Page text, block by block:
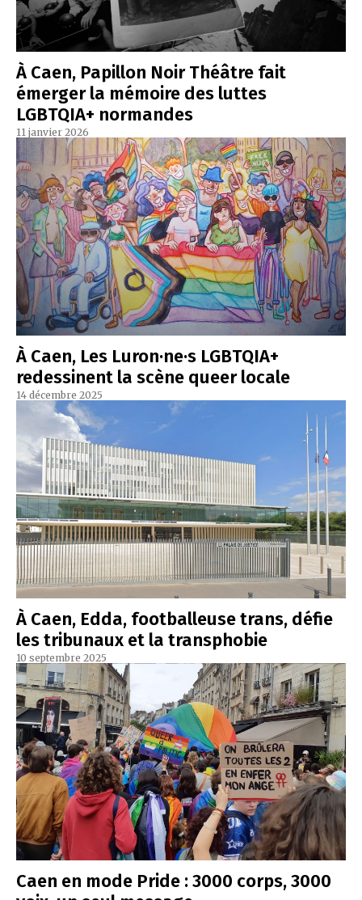
À Caen, Papillon Noir Théâtre fait
émerger la mémoire des luttes
LGBTQIA+ normandes
11 janvier 2026
À Caen, Les Luron·ne·s LGBTQIA+
redessinent la scène queer locale
14 décembre 2025
À Caen, Edda, footballeuse trans, défie
les tribunaux et la transphobie
10 septembre 2025
Caen en mode Pride : 3000 corps, 3000